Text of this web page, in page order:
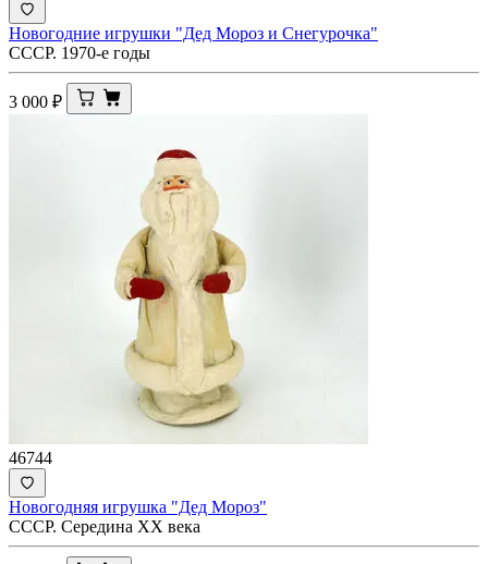
Новогодние игрушки "Дед Мороз и Снегурочка"
СССР. 1970-е годы
3 000 ₽
46744
Новогодняя игрушка "Дед Мороз"
СССР. Середина ХХ века